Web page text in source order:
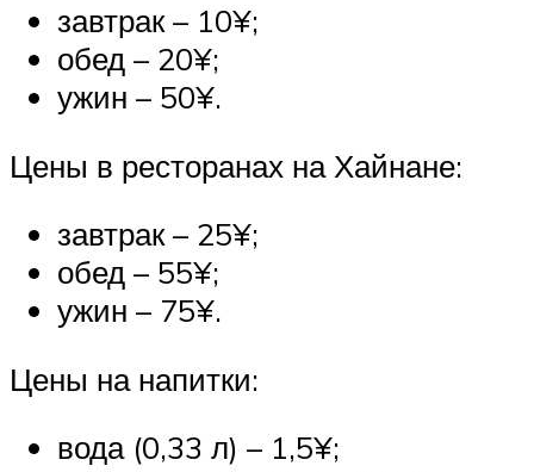
завтрак – 10¥;
обед – 20¥;
ужин – 50¥.
Цены в ресторанах на Хайнане:
завтрак – 25¥;
обед – 55¥;
ужин – 75¥.
Цены на напитки:
вода (0,33 л) – 1,5¥;